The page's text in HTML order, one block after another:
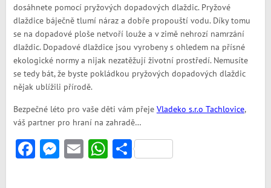
dosáhnete pomocí pryžových dopadových dlaždic. Pryžové
dlaždice báječně tlumí náraz a dobře propouští vodu. Díky tomu
se na dopadové ploše netvoří louže a v zimě nehrozí namrzání
dlaždic. Dopadové dlaždice jsou vyrobeny s ohledem na přísné
ekologické normy a nijak nezatěžují životní prostředí. Nemusíte
se tedy bát, že byste pokládkou pryžových dopadových dlaždic
nějak ublížili přírodě.
Bezpečné léto pro vaše děti vám přeje Vladeko s.r.o Tachlovice,
váš partner pro hraní na zahradě…
Facebook
Messenger
EmailWhatsApp
Share